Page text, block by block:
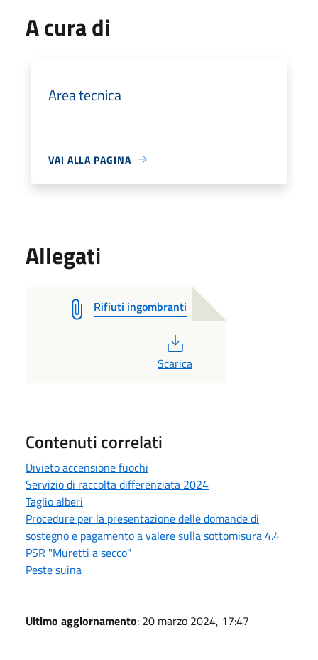
A cura di
Area tecnica
VAI ALLA PAGINA
Allegati
Rifiuti ingombranti
Scarica
Contenuti correlati
Divieto accensione fuochi
Servizio di raccolta differenziata 2024
Taglio alberi
Procedure per la presentazione delle domande di
sostegno e pagamento a valere sulla sottomisura 4.4
PSR "Muretti a secco"
Peste suina
Ultimo aggiornamento: 20 marzo 2024, 17:47